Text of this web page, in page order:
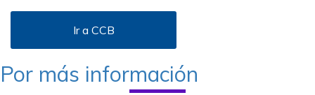
Ir a CCB
Por más información